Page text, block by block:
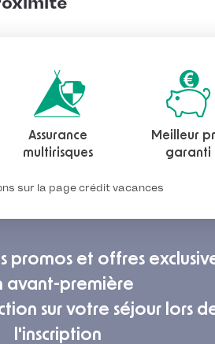
Assurance
multirisques
Meilleur
garanti
sur la page crédit vacances
promos et offres
avant-première
sur votre séjour lors
l'inscription